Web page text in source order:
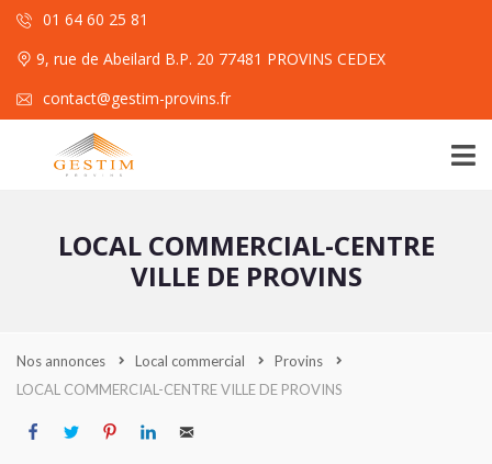
01 64 60 25 81
9, rue de Abeilard B.P. 20 77481 PROVINS CEDEX
contact@gestim-provins.fr
LOCAL COMMERCIAL-CENTRE
VILLE DE PROVINS
Nos annonces Local commercial
Provins
LOCAL COMMERCIAL-CENTRE VILLE DE PROVINS